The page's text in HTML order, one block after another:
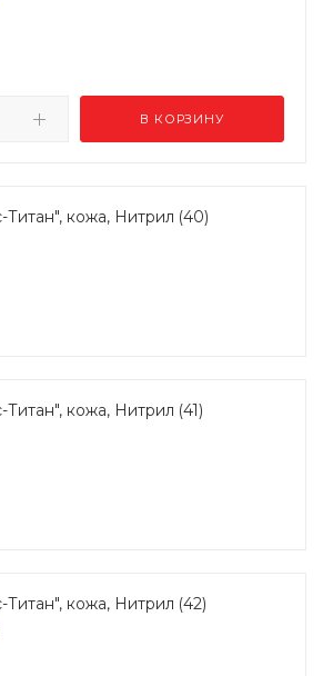
В КОРЗИНУ
кожа, Нитрил (40)
кожа, Нитрил (41)
кожа, Нитрил (42)